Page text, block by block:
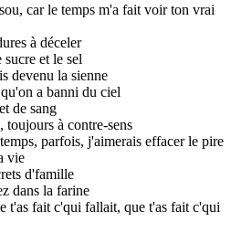
car le temps m'a fait voir ton vrai
à déceler
et le sel
devenu la sienne
a banni du ciel
de sang
toujours à contre-sens
parfois, j'aimerais effacer le pire
vie
d'famille
dans la farine
t'as fait c'qui fallait, que t'as fait c'qui